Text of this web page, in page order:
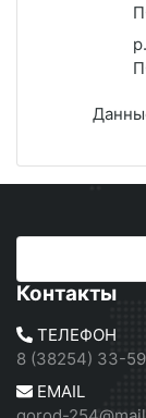
Контакты
ТЕЛЕФОН
8 (38254) 33-
EMAIL